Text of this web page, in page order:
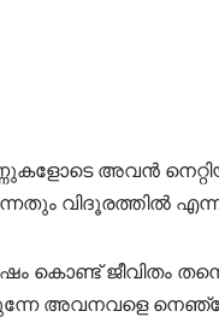
അവൻ
വിദൂരത്തിൽ
കൊണ്ട് ജീവിതം
അവനവളെ